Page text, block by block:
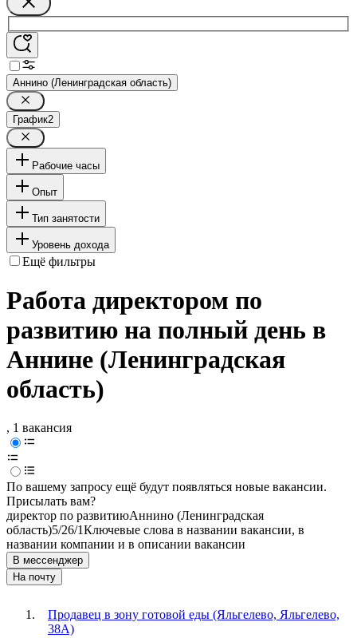
Аннино (Ленинградская область)
График2
Рабочие часы
Опыт
Тип занятости
Уровень дохода
Ещё фильтры
Работа директором по
развитию на полный день в
Аннине (Ленинградская
область)
, 1 вакансия
По вашему запросу ещё будут появляться новые вакансии.
Присылать вам?
директор по развитиюАннино (Ленинградская
область)5/26/1Ключевые слова в названии вакансии, в
названии компании и в описании вакансии
В мессенджер
На почту
Продавец в зону готовой еды (Яльгелево, Яльгелево,
38А)